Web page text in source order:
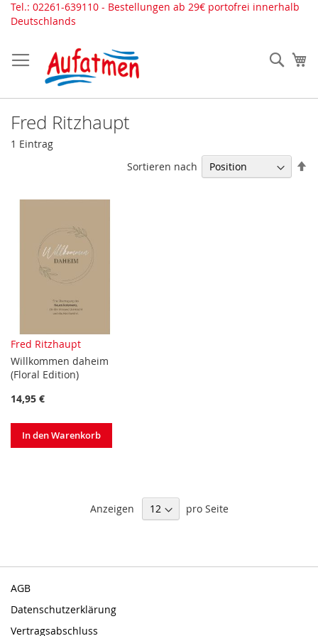
Direkt
zum
Tel.: 02261-639110 - Bestellungen ab 29€ portofrei innerhalb
Deutschlands
Fred Ritzhaupt
1 Eintrag
Sortieren nach
Fred Ritzhaupt
Willkommen daheim
(Floral Edition)
14,95 €
In den Warenkorb
Anzeigen pro Seite
AGB
Datenschutzerklärung
Vertragsabschluss